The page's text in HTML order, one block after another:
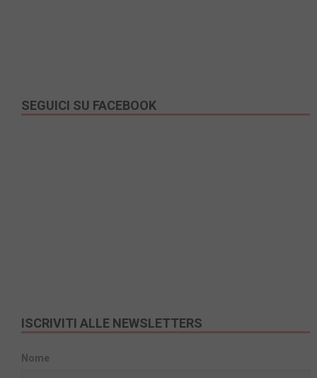
SEGUICI SU FACEBOOK
ISCRIVITI ALLE NEWSLETTERS
Nome